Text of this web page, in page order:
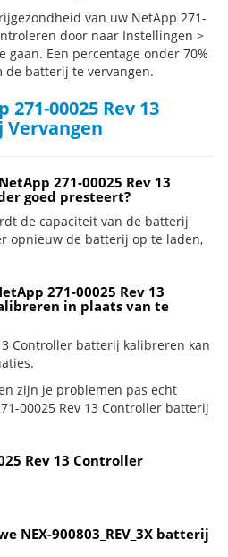
van uw NetApp 271-
door naar Instellingen >
Een percentage onder 70%
batterij te vervangen.
00025 Rev 13
271-00025 Rev 13
goed presteert?
de capaciteit van de batterij
opnieuw de batterij op te laden,
271-00025 Rev 13
in plaats van te
Controller batterij kalibreren kan
zijn je problemen pas echt
00025 Rev 13 Controller batterij
Rev 13 Controller
NEX-900803_REV_3X batterij